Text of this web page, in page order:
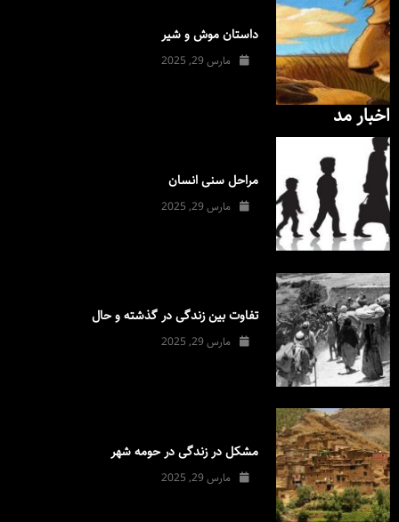
داستان موش و شیر
مارس 29, 2025
اخبار مد
مراحل سنی انسان
مارس 29, 2025
تفاوت بین زندگی در گذشته و حال
مارس 29, 2025
مشکل در زندگی در حومه شهر
مارس 29, 2025